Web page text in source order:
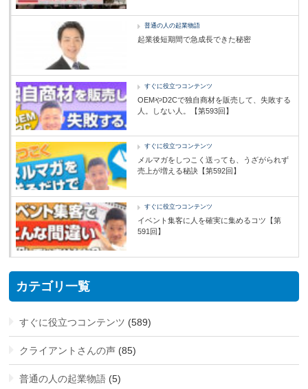
普通の人の起業物語
起業後短期間で急成長できた秘密
すぐに役立つコンテンツ
OEMやD2Cで独自商材を販売して、失敗する
人。しない人。【第593回】
すぐに役立つコンテンツ
メルマガをしつこく送っても、うざがられず
売上が増える秘訣【第592回】
すぐに役立つコンテンツ
イベント集客に人を確実に集めるコツ【第
591回】
カテゴリ一覧
すぐに役立つコンテンツ (589)
クライアントさんの声 (85)
普通の人の起業物語 (5)